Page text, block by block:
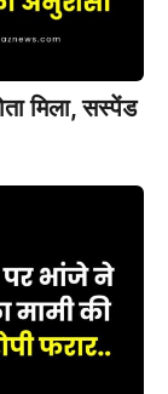
मिला, सस्पेंड